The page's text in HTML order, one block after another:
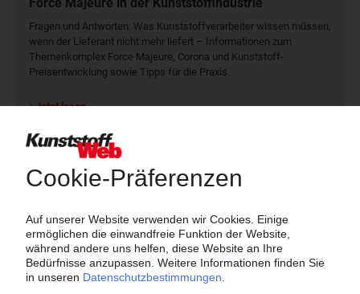
Fragen und Antworten: Was Kunst­stoff­verarbeiter wissen müssen,
wenn der Lieferant nicht mehr liefert – Informationen zum
Themenkomplex Force Majeure, Corona und Kunststoff-
Preisentwicklung sowie Tipps für die Praxis.
Jetzt lesen
Newsletter